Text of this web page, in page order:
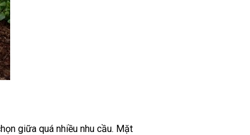
giữa quá nhiều nhu cầu. Mặt